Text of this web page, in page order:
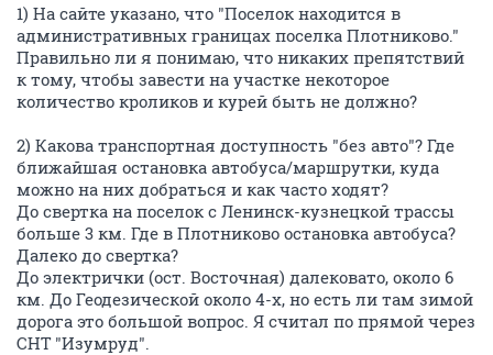
1) На сайте указано, что "Поселок находится в
административных границах поселка Плотниково."
Правильно ли я понимаю, что никаких препятствий
к тому, чтобы завести на участке некоторое
количество кроликов и курей быть не должно?
2) Какова транспортная доступность "без авто"? Где
ближайшая остановка автобуса/маршрутки, куда
можно на них добраться и как часто ходят?
До свертка на поселок с Ленинск-кузнецкой трассы
больше 3 км. Где в Плотниково остановка автобуса?
Далеко до свертка?
До электрички (ост. Восточная) далековато, около 6
км. До Геодезической около 4-х, но есть ли там зимой
дорога это большой вопрос. Я считал по прямой через
СНТ "Изумруд".